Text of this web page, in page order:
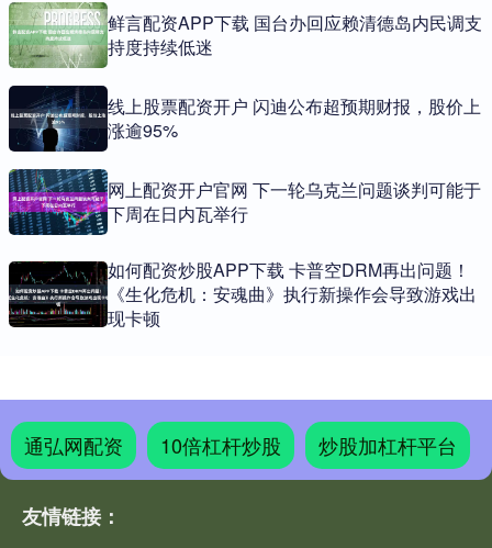
鲜言配资APP下载 国台办回应赖清德岛内民调支
持度持续低迷
线上股票配资开户 闪迪公布超预期财报，股价上
涨逾95%
网上配资开户官网 下一轮乌克兰问题谈判可能于
下周在日内瓦举行
如何配资炒股APP下载 卡普空DRM再出问题！
《生化危机：安魂曲》执行新操作会导致游戏出
现卡顿
通弘网配资 10倍杠杆炒股 炒股加杠杆平台
友情链接：